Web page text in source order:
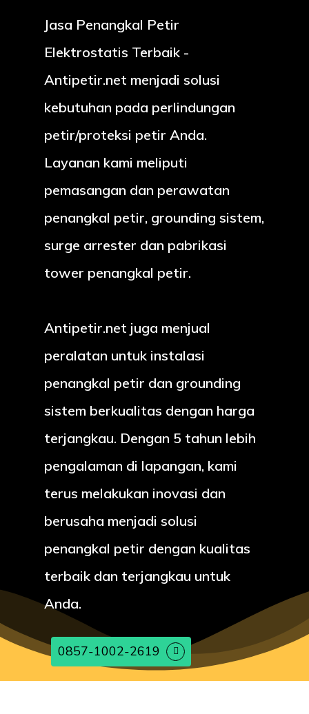
Jasa Penangkal Petir
Elektrostatis Terbaik -
Antipetir.net menjadi solusi
kebutuhan pada perlindungan
petir/proteksi petir Anda.
Layanan kami meliputi
pemasangan dan perawatan
penangkal petir, grounding sistem,
surge arrester dan pabrikasi
tower penangkal petir.
Antipetir.net juga menjual
peralatan untuk instalasi
penangkal petir dan grounding
sistem berkualitas dengan harga
terjangkau. Dengan 5 tahun lebih
pengalaman di lapangan, kami
terus melakukan inovasi dan
berusaha menjadi solusi
penangkal petir dengan kualitas
terbaik dan terjangkau untuk
Anda.
0857-1002-2619